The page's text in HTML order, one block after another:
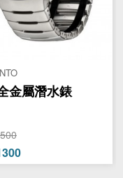
金屬潛水錶